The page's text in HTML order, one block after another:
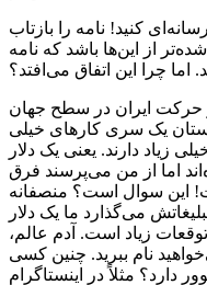
کنید! نامه را بازتاب
از این‌ها باشد که نامه
اما چرا این اتفاق می‌افتد؟
حرکت ایران در سطح جهان
یک سری کارهای خیلی
زیاد دارند. یعنی یک دلار
اما از من می‌پرسند فرق
این سوال است؟ منصفانه
می‌گذارد ما یک دلار
زیاد است. آدم عالم،
نام ببرید. چنین کسی